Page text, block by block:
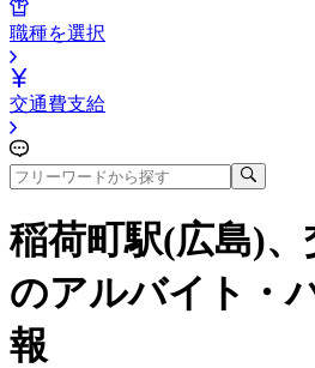
職種を選択
交通費支給
稲荷町駅(広島)
のアルバイト・
報